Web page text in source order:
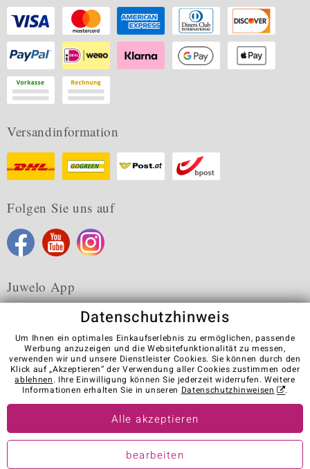
Versandinformation
Folgen Sie uns auf
Juwelo App
Karriere AGB Datenschutz Cookies
Impressum
Kontakt
Vertrag widerrufen
Visit our stores in other countries:
© Juwelo Deutschland GmbH (ein Tochterunternehmen der elumeo
SE)
Datenschutzhinweis
Um Ihnen ein optimales Einkaufserlebnis zu ermöglichen, passende
Werbung anzuzeigen und die Websitefunktionalität zu messen,
verwenden wir und unsere Dienstleister Cookies. Sie können durch den
Klick auf „Akzeptieren“ der Verwendung aller Cookies zustimmen oder
ablehnen. Ihre Einwilligung können Sie jederzeit widerrufen. Weitere
Informationen erhalten Sie in unseren Datenschutzhinweisen .
Alle akzeptieren
bearbeiten